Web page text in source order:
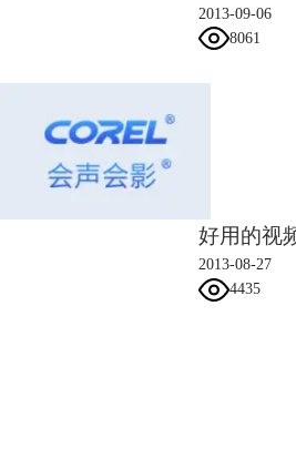
2013-09-06
8061
2013-08-27
4435